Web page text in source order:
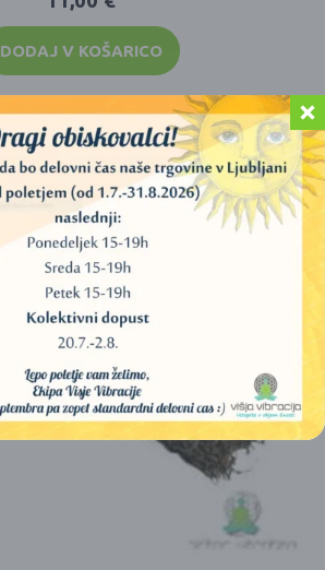
DODAJ V KOŠARICO